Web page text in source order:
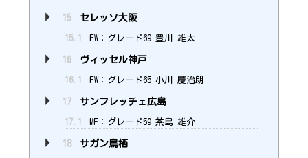
15 セレッソ大阪
15.1 FW：グレード69 豊川 雄太
16 ヴィッセル神戸
16.1 FW：グレード65 小川 慶治朗
17 サンフレッチェ広島
17.1 MF：グレード59 茶島 雄介
18 サガン鳥栖